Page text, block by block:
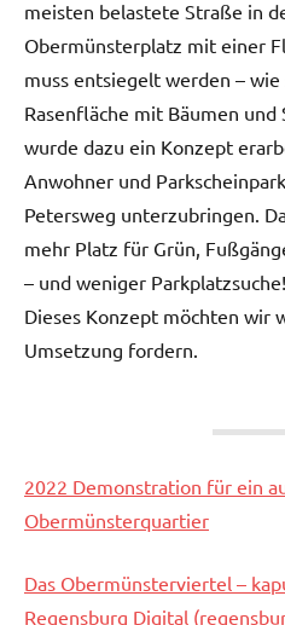
meisten belastete Straße in
Obermünsterplatz mit einer
muss entsiegelt werden – wie
Rasenfläche mit Bäumen und
wurde dazu ein Konzept
Anwohner und
Petersweg unterzubringen.
mehr Platz für Grün,
– und weniger Parkplatzsuche!
Dieses Konzept möchten wir
Umsetzung fordern.
2022 Demonstration für ein
Obermünsterquartier
Das Obermünsterviertel –
Regensburg Digital